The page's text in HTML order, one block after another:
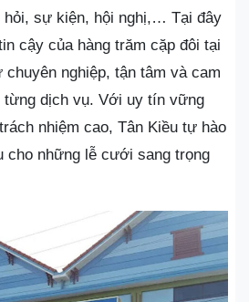
sự kiện, hội nghị,… Tại đây
cậy của hàng trăm cặp đôi tại
nghiệp, tận tâm và cam
dịch vụ. Với uy tín vững
nhiệm cao, Tân Kiều tự hào
cho những lễ cưới sang trọng